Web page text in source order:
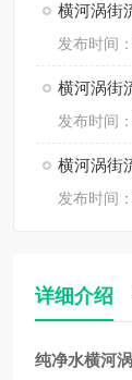
横河涡街
发布时间
横河涡街
发布时间
横河涡街
发布时间
详细介绍
纯净水横河